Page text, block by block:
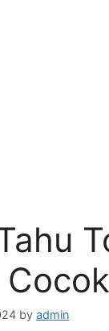
by admin